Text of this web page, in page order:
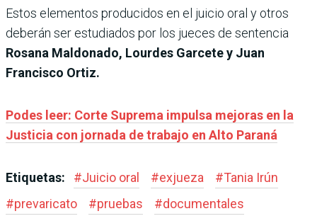
Estos elementos producidos en el juicio oral y otros
deberán ser estudiados por los jueces de sentencia
Rosana Maldonado, Lourdes Garcete y Juan
Francisco Ortiz.
Podes leer: Corte Suprema impulsa mejoras en la
Justicia con jornada de trabajo en Alto Paraná
Etiquetas: #Juicio oral #exjueza #Tania Irún
#prevaricato #pruebas #documentales